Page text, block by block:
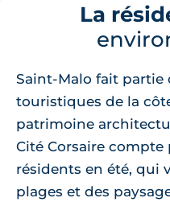
La
Saint-Malo fait partie
touristiques de la
patrimoine
Cité Corsaire compte
résidents en été, qui
plages et des